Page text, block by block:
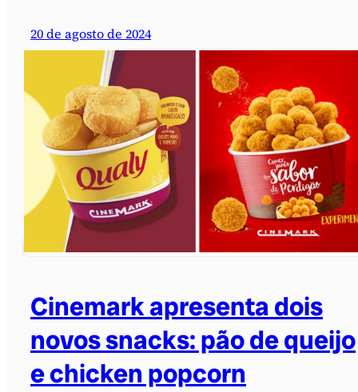
20 de agosto de 2024
Cinemark apresenta dois
novos snacks: pão de queijo
e chicken popcorn